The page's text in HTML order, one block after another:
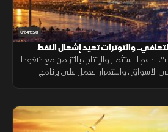
01:41:53
والتوترات تعيد إشعال النفط
لدعم الاستثمار والإنتاج، بالتزامن مع ضغوط
الأسواق، واستمرار العمل على برنامج